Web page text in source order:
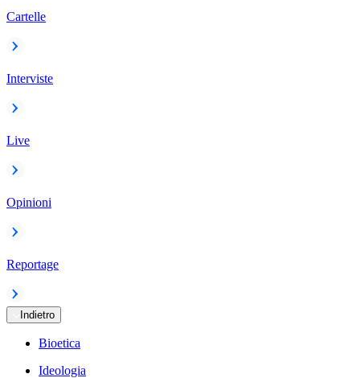
Cartelle
Interviste
Live
Opinioni
Reportage
Indietro
Bioetica
Ideologia